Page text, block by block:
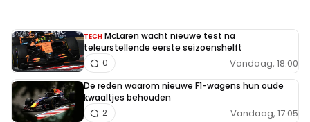
TECH McLaren wacht nieuwe test na
teleurstellende eerste seizoenshelft
Vandaag, 18:00
0
De reden waarom nieuwe F1-wagens hun oude
kwaaltjes behouden
Vandaag, 17:05
2